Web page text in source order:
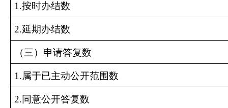
1.按时办结数
2.延期办结数
（三）申请答复数
1.属于已主动公开范围数
2.同意公开答复数